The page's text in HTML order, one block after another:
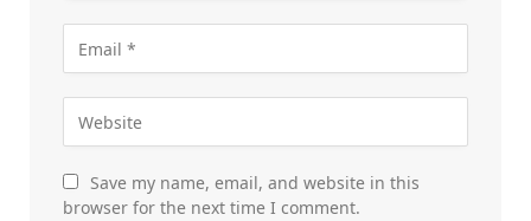
Save my name, email, and website in this
browser for the next time I comment.